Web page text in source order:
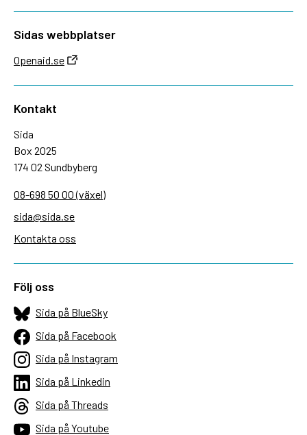
Sidas webbplatser
Openaid.se
Kontakt
Sida
Box 2025
174 02 Sundbyberg
08-698 50 00 (växel)
sida@sida.se
Kontakta oss
Följ oss
Sida på BlueSky
Sida på Facebook
Sida på Instagram
Sida på Linkedin
Sida på Threads
Sida på Youtube